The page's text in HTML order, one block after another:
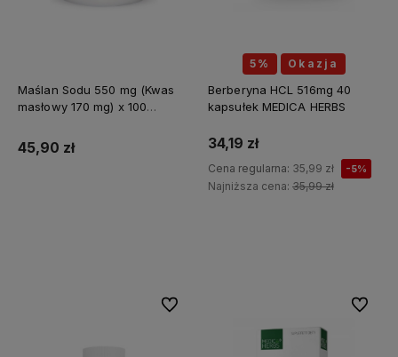
Maślan Sodu 550 mg (Kwas
masłowy 170 mg) x 100
45,90 zł
5% Okazja
Berberyna HCL 516mg 40
kapsułek MEDICA HERBS
34,19 zł
Cena regularna: 35,99 zł -5%
Najniższa cena: 35,99 zł
Do ulubionych Do